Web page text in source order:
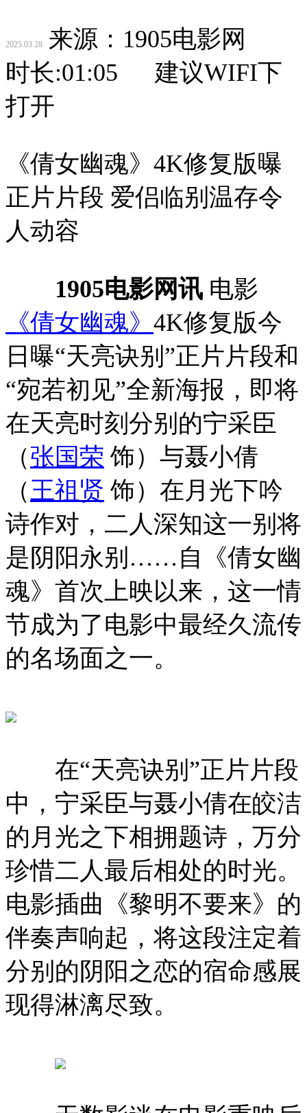
2025.03.28
来源：1905电影网
时长:01:05
建议WIFI下
打开
《倩女幽魂》4K修复版曝
正片片段 爱侣临别温存令
人动容
1905电影网讯电影
《倩女幽魂》 4K修复版今
日曝“天亮诀别”正片片段和
“宛若初见”全新海报，即将
在天亮时刻分别的宁采臣
（张国荣 饰）与聂小倩
（王祖贤 饰）在月光下吟
诗作对，二人深知这一别将
是阴阳永别……自《倩女幽
魂》首次上映以来，这一情
节成为了电影中最经久流传
的名场面之一。
在“天亮诀别”正片片段
中，宁采臣与聂小倩在皎洁
的月光之下相拥题诗，万分
珍惜二人最后相处的时光。
电影插曲《黎明不要来》的
伴奏声响起，将这段注定着
分别的阴阳之恋的宿命感展
现得淋漓尽致。